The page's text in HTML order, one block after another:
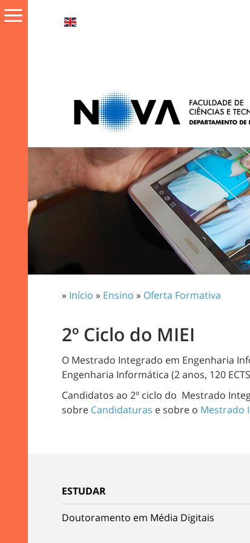
» Início » Ensino » Oferta Formativa
2º Ciclo do MIEI
O Mestrado Integrado em Engenharia
Engenharia Informática (2 anos, 120
Candidatos ao 2º ciclo do Mestrado
sobre Candidaturas e sobre o Mestrado
ESTUDAR
Doutoramento em Média Digitais